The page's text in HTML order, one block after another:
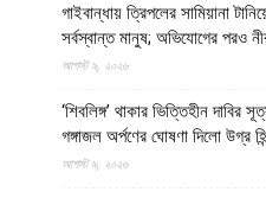
গাইবান্ধায় ত্রিপলের সামিয়ানা
সর্বস্বান্ত মানুষ; অভিযোগের পরও
আগস্ট ৯, ২০২৬
‘শিবলিঙ্গ’ থাকার ভিত্তিহীন দাবির
গঙ্গাজল অর্পণের ঘোষণা দিলো উগ্র
আগস্ট ৯, ২০২৬